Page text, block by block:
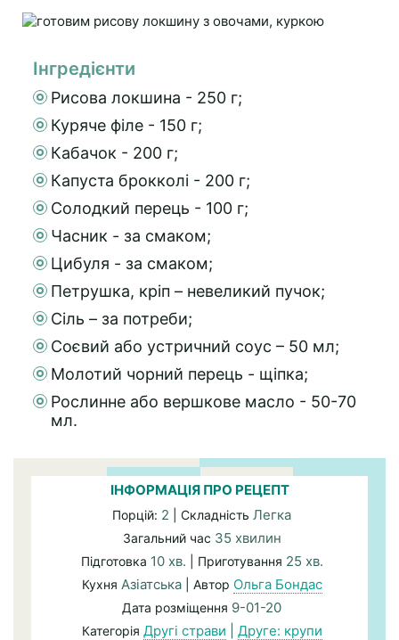
Інгредієнти
Рисова локшина - 250 г;
Куряче філе - 150 г;
Кабачок - 200 г;
Капуста брокколі - 200 г;
Солодкий перець - 100 г;
Часник - за смаком;
Цибуля - за смаком;
Петрушка, кріп – невеликий пучок;
Сіль – за потреби;
Соєвий або устричний соус – 50 мл;
Молотий чорний перець - щіпка;
Рослинне або вершкове масло - 50-70
мл.
ІНФОРМАЦІЯ ПРО РЕЦЕПТ
Порцій: 2 | Складність Легка
Загальний час 35 хвилин
Підготовка 10 хв. | Приготування 25 хв.
Кухня Азіатська| Автор Ольга Бондас
Дата розміщення 9-01-20
Категорія Другі страви Друге: крупи